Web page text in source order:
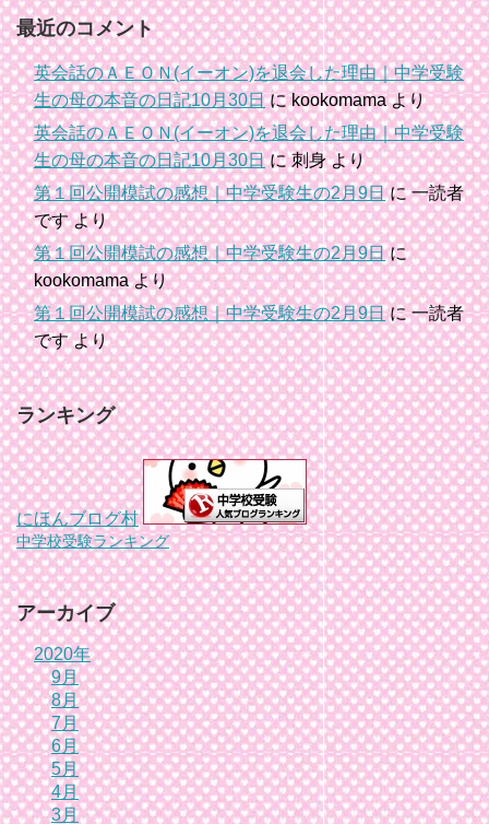
最近のコメント
英会話のＡＥＯＮ(イーオン)を退会した理由｜中学受験
生の母の本音の日記10月30日にkookomamaより
英会話のＡＥＯＮ(イーオン)を退会した理由｜中学受験
生の母の本音の日記10月30日に刺身より
第１回公開模試の感想｜中学受験生の2月9日に一読者
ですより
第１回公開模試の感想｜中学受験生の2月9日に
kookomamaより
第１回公開模試の感想｜中学受験生の2月9日に一読者
ですより
ランキング
にほんブログ村
中学校受験ランキング
アーカイブ
2020年
9月
8月
7月
6月
5月
4月
3月